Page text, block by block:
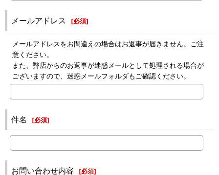
メールアドレス [必須]
メールアドレスをお間違えの場合はお返事が届きません。ご注
意ください。
また、弊店からのお返事が迷惑メールとして処理される場合が
ございますので、迷惑メールフォルダもご確認ください。
件名 [必須]
お問い合わせ内容 [必須]